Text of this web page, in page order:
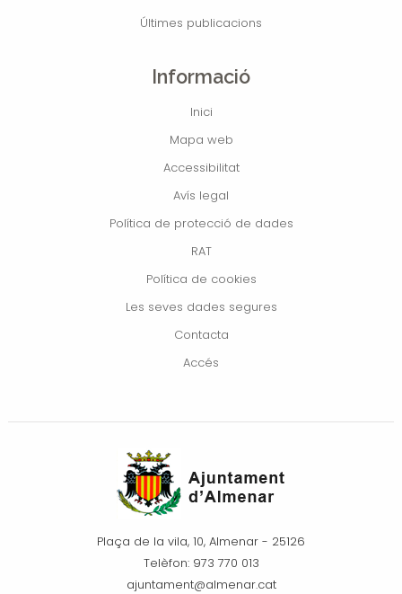
Últimes publicacions
Informació
Inici
Mapa web
Accessibilitat
Avís legal
Política de protecció de dades
RAT
Política de cookies
Les seves dades segures
Contacta
Accés
Plaça de la vila, 10, Almenar - 25126
Telèfon: 973 770 013
ajuntament@almenar.cat